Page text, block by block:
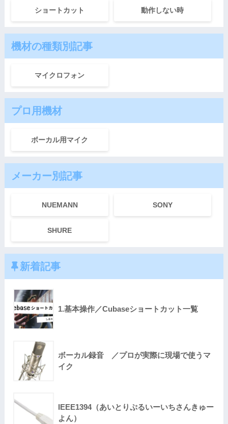
ショートカット 動作しない時
機材の種類別記事
マイクロフォン
プロ用機材
ボーカル用マイク
メーカー別記事
NUEMANN SONY
SHURE
新着記事
1.基本操作／Cubaseショートカット一覧
ボーカル録音 ／プロが実際に現場で使うマ
イク
IEEE1394（あいとりぷるいーいちさんきゅー
よん）